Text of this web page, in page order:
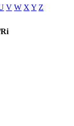
V W X Y Z